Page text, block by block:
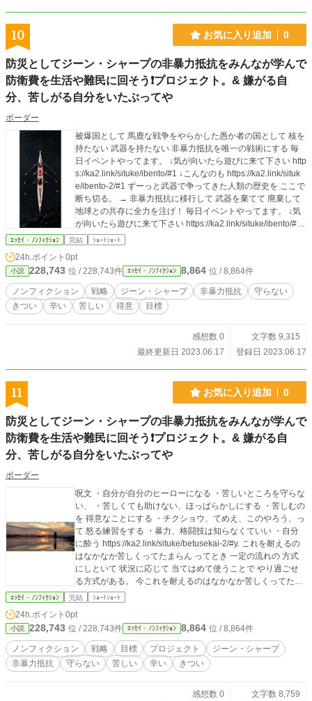
10 お気に入り追加 0
防災としてジーン・シャープの非暴力抵抗をみんなが学んで
防衛費を生活や難民に回そう❗プロジェクト。& 嫌がる自
分、苦しがる自分をいたぶってや
ボーダー
被爆国として 馬鹿な戦争をやらかした愚か者の国として 核を
持たない 武器を持たない 非暴力抵抗を唯一の戦術にする 毎
日イベントやってます。 ↓気が向いたら遊びに来て下さい http
s://ka2.link/situke/ibento/#1 ↓こんなのも https://ka2.link/situk
e/ibento-2/#1 ずーっと武器で争ってきた人類の歴史を ここで
断ち切る。 → 非暴力抵抗に移行して 武器を棄てて 廃棄して
地球との共存に全力を注げ！ 毎日イベントやってます。 ↓気
が向いたら遊びに来て下さい https://ka2.link/situke/ibento/#1
↓こんなのも https://ka2.link/situke/ibento-2/#1 非暴力抵抗を
ころを守らない、 ・苦しくても助けない、ほっぱらかしにす
る ・苦しむのを 得意なことにする ・チクショウ、てめえ、
このやろう、って 怒る練習をする ・暴力、格闘技は知らなく
ていい ・自分に酔う ・先のことは考えない、今この一瞬 http
s://ka2.link/situke/betusekai-2/#y. 呼びかけ 6/16 https://faceb
6/5 https://facebook.com/boodaa.02/videos/2585122767258
82
ｴｯｾｲ・ﾉﾝﾌｨｸｼｮﾝ 完結 ｼｮｰﾄｼｮｰﾄ
24h.ポイント 0pt
小説 228,743 位 / 228,743件 ｴｯｾｲ・ﾉﾝﾌｨｸｼｮﾝ 8,864 位 / 8,864件
ノンフィクション 戦略 ジーン・シャープ 非暴力抵抗
守らない
きつい
辛い 苦しい 得意 目標
感想数 0
文字数 9,315
最終更新日 2023.06.17
登録日 2023.06.17
11 お気に入り追加 0
防災としてジーン・シャープの非暴力抵抗をみんなが学んで
防衛費を生活や難民に回そう❗プロジェクト。& 嫌がる自
分、苦しがる自分をいたぶってや
ボーダー
呪文 ・自分が自分のヒーローになる ・苦しいところを守らな
い、 ・苦しくても助けない、ほっぱらかしにする ・苦しむの
を 得意なことにする ・チクショウ、てめえ、このやろう、っ
て 怒る練習をする ・暴力、格闘技は知らなくていい ・自分
に酔う https://ka2.link/situke/betusekai-2/#y. これを耐えるの
はなかなか苦しくってたまらん ってとき 一定の流れの 方式
にしといて 状況に応じて 当てはめて使うことで やり過ごせ
る方式がある。 今これを耐えるのはなかなか苦しくってたま
らん ってとき やり過ごす方法を こういう流れでやり過ごす
めて使ってる。 暴力、事故、災害の現場で あれやこれや耐え
るのが なかなか辛くってたまらん ってとき やり過ごす方法
を こういう流れでやり過ごす っていう 一定の流れ、方式に
当てはめる 暴力、事故、災害の現場 という状況に 当てはめ
て使うと ↓こうなる。 あとは任せた 戦略 自分の命 を守らな
ｴｯｾｲ・ﾉﾝﾌｨｸｼｮﾝ 完結 ｼｮｰﾄｼｮｰﾄ
24h.ポイント 0pt
小説 228,743 位 / 228,743件 ｴｯｾｲ・ﾉﾝﾌｨｸｼｮﾝ 8,864 位 / 8,864件
ノンフィクション 戦略 目標 プロジェクト
ジーン・シャープ
非暴力抵抗
守らない 苦しい 辛い きつい
感想数 0
文字数 8,759